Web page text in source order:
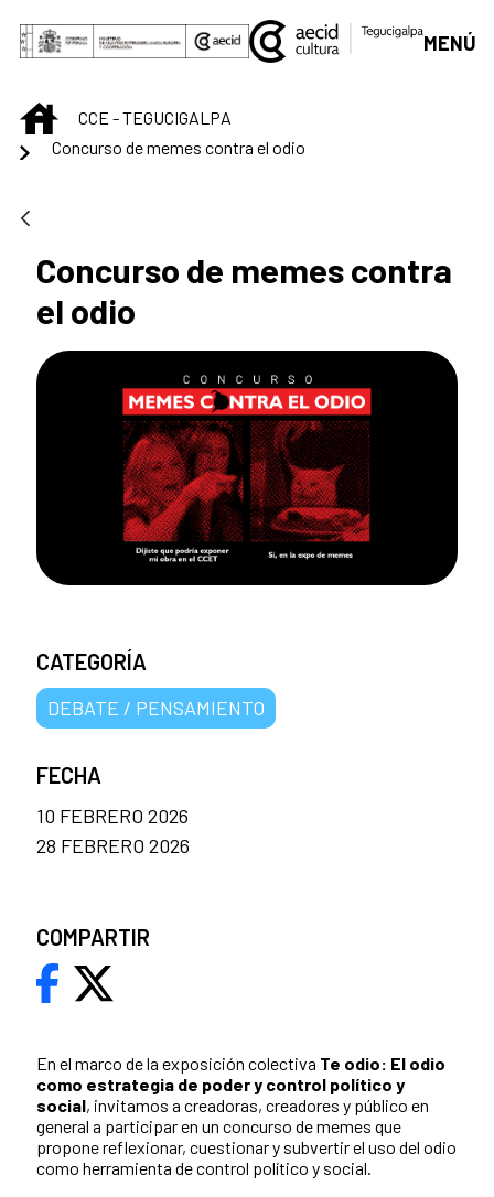
Saltar al contenido principal
MENÚ
INICIOCCE - TEGUCIGALPA
Concurso de memes contra el odio
Concurso de memes contra
el odio
En el marco de la exposición colectiva Te odio: El odio
como estrategia de poder y control político y
social, invitamos a creadoras, creadores y público en
general a participar en un concurso de memes que
propone reflexionar, cuestionar y subvertir el uso del odio
como herramienta de control político y social.
CATEGORÍA
DEBATE / PENSAMIENTO
FECHA
10 FEBRERO 2026
28 FEBRERO 2026
COMPARTIR